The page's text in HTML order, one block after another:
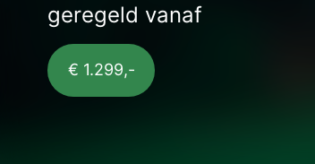
geregeld vanaf
€ 1.299,-